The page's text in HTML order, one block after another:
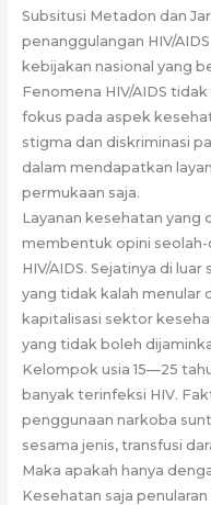
Subsitusi Metadon dan
penanggulangan HIV/
kebijakan nasional yang
Fenomena HIV/AIDS
fokus pada aspek
stigma dan diskriminasi
dalam mendapatkan
permukaan saja.
Layanan kesehatan yang
membentuk opini seolah-
HIV/AIDS. Sejatinya di
yang tidak kalah menular
kapitalisasi sektor
yang tidak boleh
Kelompok usia 15—25
banyak terinfeksi HIV.
penggunaan narkoba
sesama jenis, transfusi
Maka apakah hanya
Kesehatan saja